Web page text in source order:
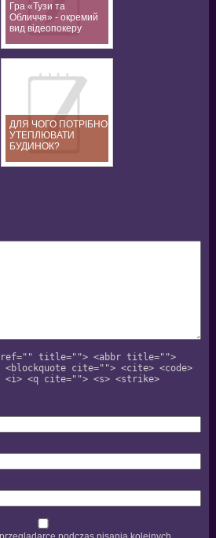
Гра «Тузи та
Обличчя» - окремий
вид відеопокеру
ДЛЯ ЧОГО ПОТРІБНО
УТЕПЛЮВАТИ
БУДИНОК?
title=""> <abbr title="">
cite=""> <cite> <code>
<i> <q cite=""> <s> <strike>